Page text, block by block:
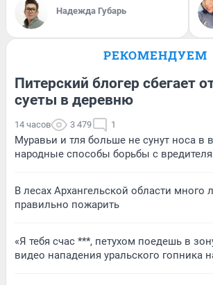
Надежда Губарь
РЕКОМЕНДУЕМ
Питерский блогер сбегает
суеты в деревню
14 часов 3 479 1
Муравьи и тля больше не сунут носа в
народные способы борьбы с
В лесах Архангельской области много
правильно пожарить
«Я тебя счас ***, петухом поедешь в
видео нападения уральского гопника